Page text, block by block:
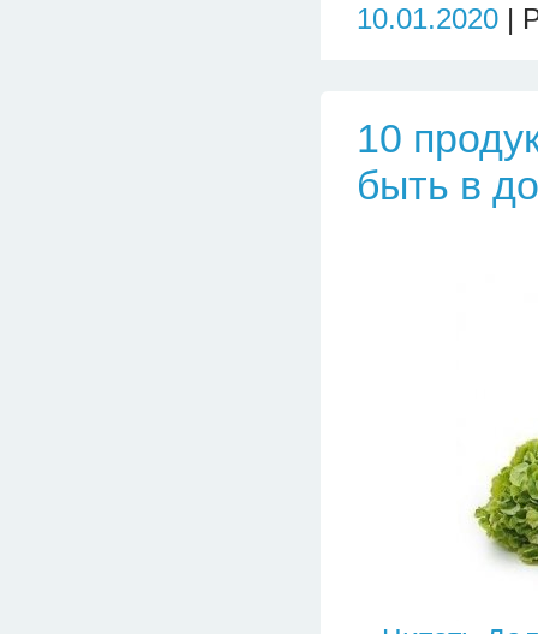
10.01.2020 |
10
быть в